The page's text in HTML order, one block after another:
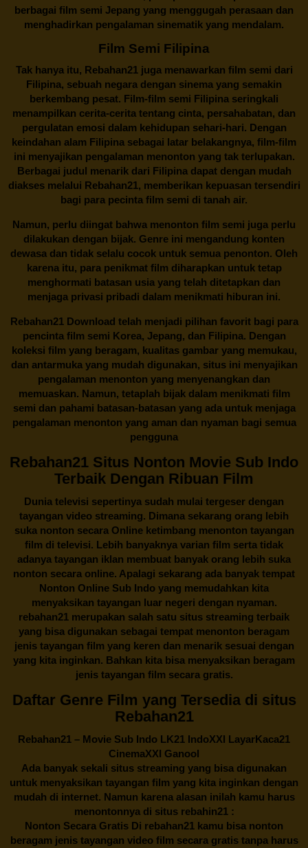
berbagai film semi Jepang yang menggugah perasaan dan
menghadirkan pengalaman sinematik yang mendalam.
Film Semi Filipina
Tak hanya itu, Rebahan21juga menawarkan film semi dari
Filipina, sebuah negara dengan sinema yang semakin
berkembang pesat. Film-film semi Filipina seringkali
menampilkan cerita-cerita tentang cinta, persahabatan, dan
pergulatan emosi dalam kehidupan sehari-hari. Dengan
keindahan alam Filipina sebagai latar belakangnya, film-film
ini menyajikan pengalaman menonton yang tak terlupakan.
Berbagai judul menarik dari Filipina dapat dengan mudah
diakses melalui Rebahan21, memberikan kepuasan tersendiri
bagi para pecinta film semi di tanah air.
Namun, perlu diingat bahwa menonton film semi juga perlu
dilakukan dengan bijak. Genre ini mengandung konten
dewasa dan tidak selalu cocok untuk semua penonton. Oleh
karena itu, para penikmat film diharapkan untuk tetap
menghormati batasan usia yang telah ditetapkan dan
menjaga privasi pribadi dalam menikmati hiburan ini.
Rebahan21Download telah menjadi pilihan favorit bagi para
pencinta film semi Korea, Jepang, dan Filipina. Dengan
koleksi film yang beragam, kualitas gambar yang memukau,
dan antarmuka yang mudah digunakan, situs ini menyajikan
pengalaman menonton yang menyenangkan dan
memuaskan. Namun, tetaplah bijak dalam menikmati film
semi dan pahami batasan-batasan yang ada untuk menjaga
pengalaman menonton yang aman dan nyaman bagi semua
pengguna
Rebahan21 Situs Nonton Movie Sub Indo
Terbaik Dengan Ribuan Film
Dunia televisi sepertinya sudah mulai tergeser dengan
tayangan video streaming. Dimana sekarang orang lebih
suka nonton secara Online ketimbang menonton tayangan
film di televisi. Lebih banyaknya varian film serta tidak
adanya tayangan iklan membuat banyak orang lebih suka
nonton secara online. Apalagi sekarang ada banyak tempat
Nonton Online Sub Indo yang memudahkan kita
menyaksikan tayangan luar negeri dengan nyaman.
rebahan21 merupakan salah satu situs streaming terbaik
yang bisa digunakan sebagai tempat menonton beragam
jenis tayangan film yang keren dan menarik sesuai dengan
yang kita inginkan. Bahkan kita bisa menyaksikan beragam
jenis tayangan film secara gratis.
Daftar Genre Film yang Tersedia di situs
Rebahan21
Rebahan21 – Movie Sub Indo LK21 IndoXXI LayarKaca21
CinemaXXI Ganool
Ada banyak sekali situs streaming yang bisa digunakan
untuk menyaksikan tayangan film yang kita inginkan dengan
mudah di internet. Namun karena alasan inilah kamu harus
menontonnya di situs rebahin21 :
Nonton Secara Gratis Di rebahan21 kamu bisa nonton
beragam jenis tayangan video film secara gratis tanpa harus